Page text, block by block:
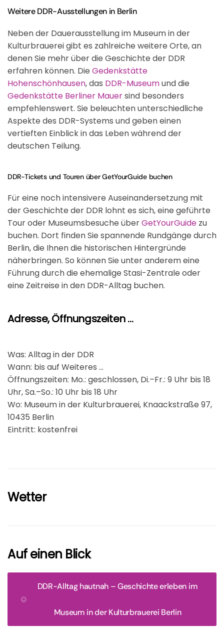
Weitere DDR-Ausstellungen in Berlin
Neben der Dauerausstellung im Museum in der
Kulturbrauerei gibt es zahlreiche weitere Orte, an
denen Sie mehr über die Geschichte der DDR
erfahren können. Die Gedenkstätte
Hohenschönhausen, das DDR-Museumund die
Gedenkstätte Berliner Mauersind besonders
empfehlenswert. Sie beleuchten unterschiedliche
Aspekte des DDR-Systems und geben einen
vertieften Einblick in das Leben während der
deutschen Teilung.
DDR-Tickets und Touren über GetYourGuide buchen
Für eine noch intensivere Auseinandersetzung mit
der Geschichte der DDR lohnt es sich, eine geführte
Tour oder Museumsbesuche überGetYourGuide zu
buchen. Dort finden Sie spannende Rundgänge durch
Berlin, die Ihnen die historischen Hintergründe
näherbringen. So können Sie unter anderem eine
Führung durch die ehemalige Stasi-Zentrale oder
eine Zeitreise in den DDR-Alltag buchen.
Adresse, Öffnungszeiten ...
Was: Alltag in der DDR
Wann: bis auf Weiteres ...
Öffnungszeiten: Mo.: geschlossen, Di.–Fr.: 9 Uhr bis 18
Uhr, Sa.–So.: 10 Uhr bis 18 Uhr
Wo: Museum in der Kulturbrauerei, Knaackstraße 97,
10435 Berlin
Eintritt: kostenfrei
Wetter
Auf einen Blick
DDR-Alltag hautnah – Geschichte erleben im
Museum in der Kulturbrauerei Berlin